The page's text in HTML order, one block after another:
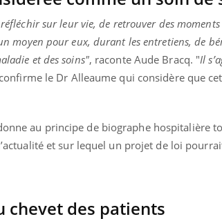
sur leur vie, de retrouver des
moyen pour eux, durant les entretiens, de
et des soins", raconte Aude Bracq. "Il
le Dr Alleaume qui considère que
au principe de biographe hospitalière
et sur lequel un projet de loi
chevet des patients